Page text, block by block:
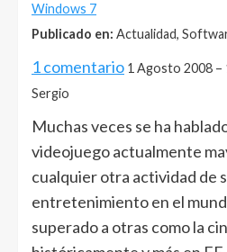
Windows 7
Publicado en: Actualidad,
1 comentario 1 Agosto 2008 –
Sergio
Muchas veces se ha
videojuego actualmente
cualquier otra actividad de
entretenimiento en el
superado a otras como la